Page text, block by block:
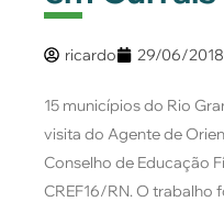
ricardo 29/06/2018
15 municípios do Rio
visita do Agente de
Conselho de Educação
CREF16/RN. O trabalho